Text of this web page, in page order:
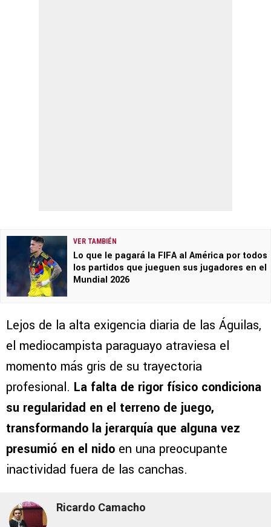
VER TAMBIÉN
Lo que le pagará la FIFA al América por todos
los partidos que jueguen sus jugadores en el
Mundial 2026
Lejos de la alta exigencia diaria de las Águilas,
el mediocampista paraguayo atraviesa el
momento más gris de su trayectoria
profesional. La falta de rigor físico condiciona
su regularidad en el terreno de juego,
transformando la jerarquía que alguna vez
presumió en el nido en una preocupante
inactividad fuera de las canchas.
Ricardo Camacho